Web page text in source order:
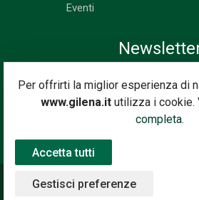
Per offrirti la miglior esperienza di
www.gilena.itutilizza i cookie.
completa.
Accetta tutti
Gestisci preferenze
Eventi
Iscriviti subito alla nostra newsletter.
novità, le offerte, i
©2020 Gilena International Motor